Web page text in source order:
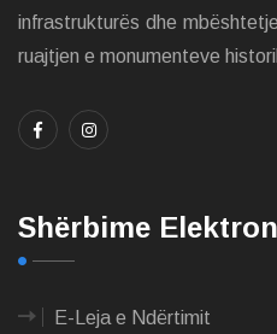
infrastrukturës dhe
ruajtjen e monumenteve
Shërbime
E-Leja e Ndërtimit